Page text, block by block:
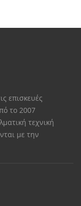
επισκευές
το 2007
τεχνική
με την